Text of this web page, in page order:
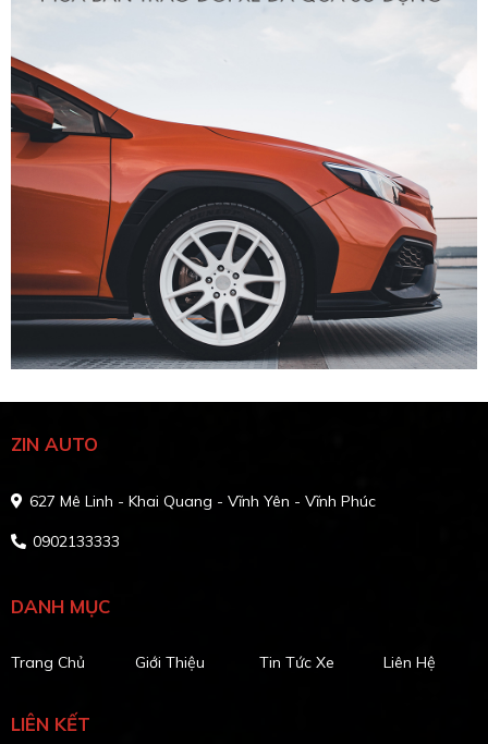
ZIN AUTO
627 Mê Linh - Khai Quang - Vĩnh Yên - Vĩnh Phúc
0902133333
DANH MỤC
Trang Chủ Giới Thiệu Tin Tức Xe Liên Hệ
LIÊN KẾT